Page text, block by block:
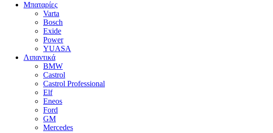
Μπαταρίες
Varta
Bosch
Exide
Power
YUASA
Λιπαντικά
BMW
Castrol
Castrol Professional
Elf
Eneos
Ford
GM
Mercedes